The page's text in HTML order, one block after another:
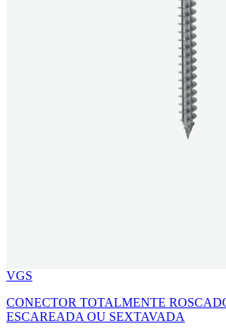
VGS
CONECTOR TOTALMENTE
ESCAREADA OU SEXTAVADA